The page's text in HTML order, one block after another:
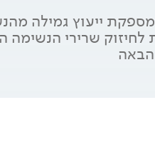
ייעוץ גמילה
לחיזוק שרירי